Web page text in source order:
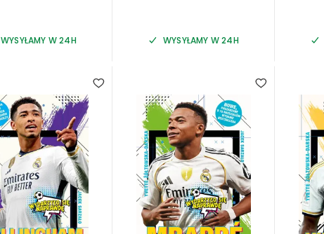
WYSYŁAMY W 24H WYSYŁAMY W 24H